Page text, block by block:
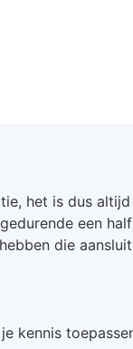
het is dus
een
die
kennis